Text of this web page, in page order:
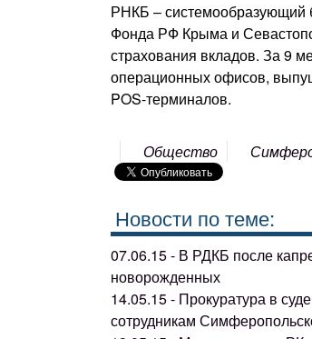
РНКБ – системообразующий
Фонда РФ Крыма и
страхования вкладов. За 9
операционных офисов,
POS-терминалов.
Общество
Новости по теме:
07.06.15 - В РДКБ после
новорожденных
14.05.15 - Прокуратура в
сотрудникам